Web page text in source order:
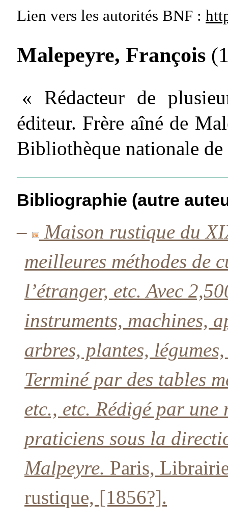
Lien vers les autorités BNF :
Malepeyre, François
« Rédacteur de
éditeur. Frère aîné de
Bibliothèque nationale de
Bibliographie (autre
–
Maison rustique du
meilleures méthodes de
l’étranger, etc. Avec
instruments, machines,
arbres, plantes,
Terminé par des tables
etc., etc. Rédigé par une
praticiens sous la
Malpeyre. Paris,
rustique, [1856?].